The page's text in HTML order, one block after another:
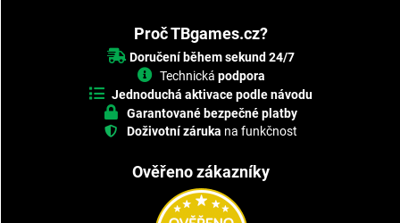
Proč TBgames.cz?
Doručení během sekund 24/7
Technická podpora
Jednoduchá aktivace podle návodu
Garantované bezpečné platby
Doživotní záruka na funkčnost
Ověřeno zákazníky